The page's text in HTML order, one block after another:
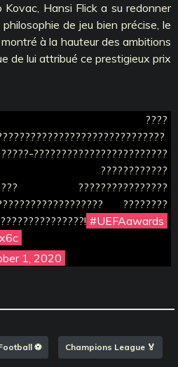
Hansi Flick a su redonner
de jeu bien précise, le
à la hauteur des ambitions
de lui attribué ce prestigieux prix
????
????????????????????????
????????????
????????????????
????????
#UEFAawards
1, 2020
⚽️ Champions League 🏅